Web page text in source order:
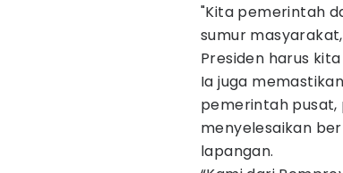
"Kita pemerintah
sumur
Presiden harus
Ia juga
pemerintah pusat,
menyelesaikan
lapangan.